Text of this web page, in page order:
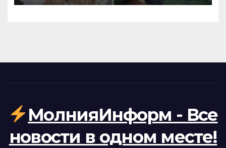
МолнияИнформ - Все
новости в одном месте!